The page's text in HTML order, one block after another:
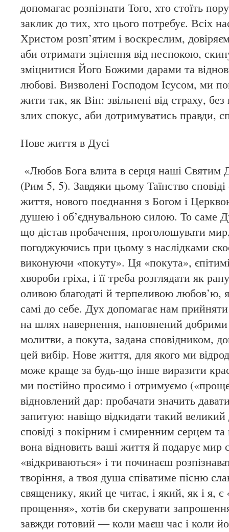
допомагає розпізнати Того, хто стоїть
заклик до тих, хто цього потребує. Всіх
Христом розп’ятим і воскреслим,
аби отримати зцілення від неспокою,
зміцнитися Його Божими дарами та
любові. Визволені Господом Ісусом, ми
жити так, як Він: звільнені від страху,
злих спокус, аби дотримуватись правди,
Нове життя в Дусі
«Любов Бога влита в серця наші
(Рим 5, 5). Завдяки цьому Таїнство
життя, нового поєднання з Богом і
душею і об’єднувальною силою. То саме
що дістав пробачення, проголошувати
погоджуючись при цьому з наслідками
виконуючи «покуту». Ця «покута»,
хвороби гріха, і її треба розглядати як
оливою благодаті й терпеливою любов’ю,
самі до себе. Дух допомагає нам
на шлях навернення, наповнений добрими
молитви, а покута, задана сповідником,
цей вибір. Нове життя, для якого ми
може краще за будь-що інше виразити
ми постійно просимо і отримуємо
відновлений дар: пробачати значить
запитую: навіщо відкидати такий
сповіді з покірним і смиренним серцем та
вона відновить ваші життя й подарує мир
«відкриваються» і ти починаєш
творіння, а твоя душа співатиме пісню
священику, який це читає, і який, як і я,
прощення», хотів би скерувати
завжди готовий — коли маєш час і коли